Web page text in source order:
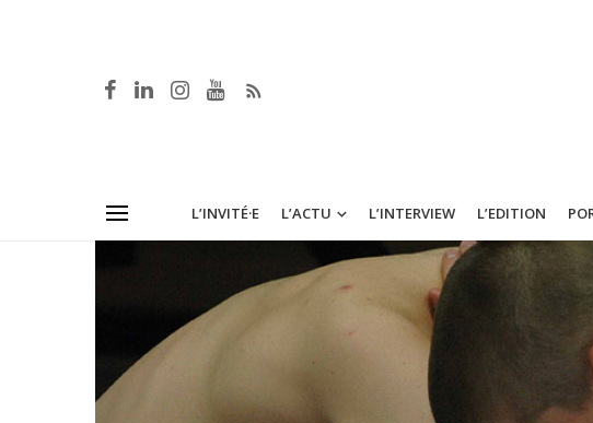
L’INVITÉ·E L’ACTU L’INTERVIEW L’EDITION